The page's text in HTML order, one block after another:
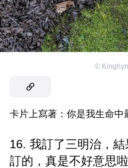
©
卡片上寫著：你是我生命中
16. 我訂了三明治，
訂的，真是不好意思啦